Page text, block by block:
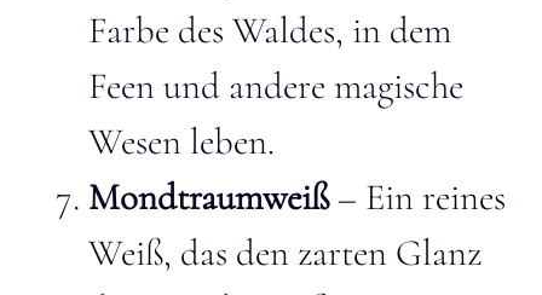
Farbe des Waldes, in dem
Feen und andere magische
Wesen leben.
Mondtraumweiß– Ein reines
Weiß, das den zarten Glanz